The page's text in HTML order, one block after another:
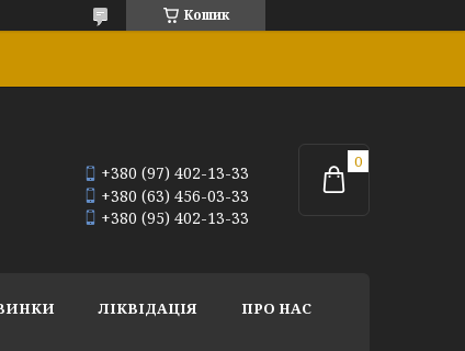
Кошик
+380 (97) 402-13-33
+380 (63) 456-03-33
+380 (95) 402-13-33
ЛІКВІДАЦІЯ ПРО НАС